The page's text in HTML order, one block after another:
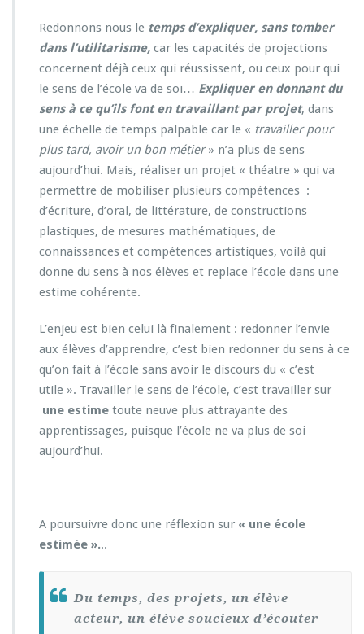
Redonnons nous le temps d’expliquer, sans tomber
dans l’utilitarisme, car les capacités de projections
concernent déjà ceux qui réussissent, ou ceux pour qui
le sens de l’école va de soi… Expliquer en donnant du
sens à ce qu’ils font en travaillant par projet, dans
une échelle de temps palpable car le « travailler pour
plus tard, avoir un bon métier» n’a plus de sens
aujourd’hui. Mais, réaliser un projet « théatre » qui va
permettre de mobiliser plusieurs compétences :
d’écriture, d’oral, de littérature, de constructions
plastiques, de mesures mathématiques, de
connaissances et compétences artistiques, voilà qui
donne du sens à nos élèves et replace l’école dans une
estime cohérente.
L’enjeu est bien celui là finalement : redonner l’envie
aux élèves d’apprendre, c’est bien redonner du sens à ce
qu’on fait à l’école sans avoir le discours du « c’est
utile ». Travailler le sens de l’école, c’est travailler sur
une estime toute neuve plus attrayante des
apprentissages, puisque l’école ne va plus de soi
aujourd’hui.
A poursuivre donc une réflexion sur « une école
estimée »...
Du temps, des projets, un élève
acteur, un élève soucieux d’écouter